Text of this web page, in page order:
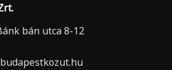
bán utca 8-12